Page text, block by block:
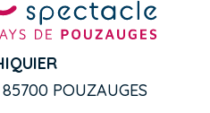
POUZAUGES